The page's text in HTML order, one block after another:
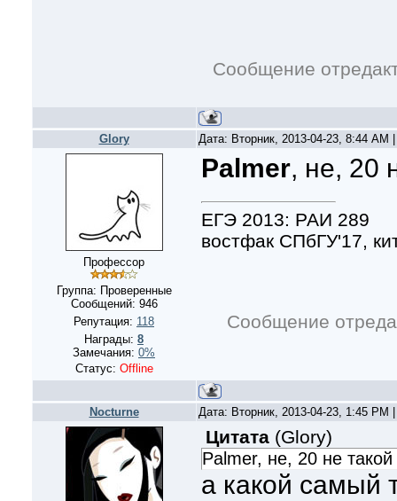
Сообщение
Glory Дата: Вторник, 2013-04-23, 8:44
Профессор
Группа: Проверенные
Сообщений: 946
Репутация: 118
Награды: 8
Замечания: 0%
Статус: Offline
Palmer, не, 20
ЕГЭ 2013: РАИ 289
востфак СПбГУ'17,
Сообщение
Nocturne Дата: Вторник, 2013-04-23, 1:45
Цитата(Glory)
Palmer, не, 20 не
а какой самый